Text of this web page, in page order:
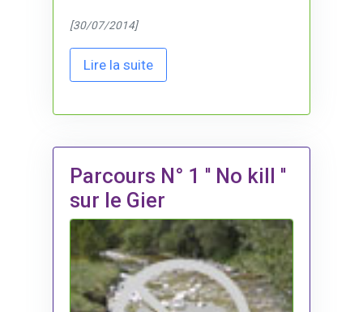
[30/07/2014]
Lire la suite
Parcours N° 1 '' No kill ''
sur le Gier